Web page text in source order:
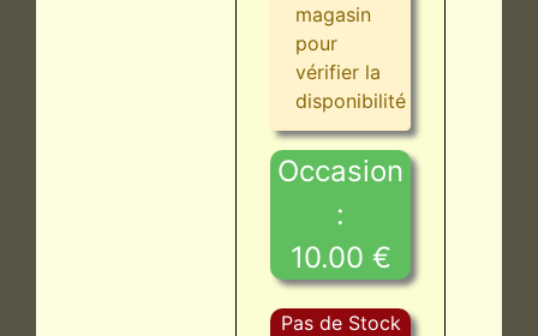
magasin
pour
vérifier la
disponibilité
Occasion
:
10.00 €
Pas de Stock